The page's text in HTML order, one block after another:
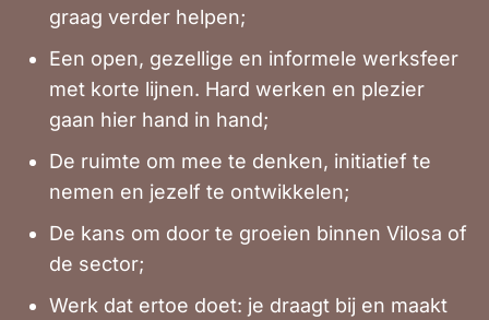
graag verder helpen;
Een open, gezellige en informele werksfeer
met korte lijnen. Hard werken en plezier
gaan hier hand in hand;
De ruimte om mee te denken, initiatief te
nemen en jezelf te ontwikkelen;
De kans om door te groeien binnen Vilosa of
de sector;
Werk dat ertoe doet: je draagt bij en maakt